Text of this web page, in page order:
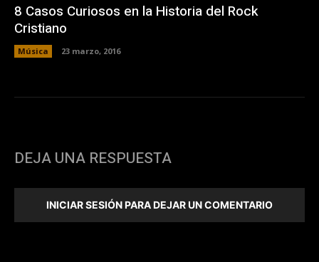
8 Casos Curiosos en la Historia del Rock
Cristiano
Música 23 marzo, 2016
DEJA UNA RESPUESTA
INICIAR SESIÓN PARA DEJAR UN COMENTARIO